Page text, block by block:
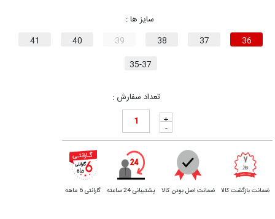
سایز ها :
36
37
38
39
40
41
35-37
تعداد سفارش :
+
-
ضمانت بازگشت کالا ضمانت اصل بودن کالا پشتیبانی 24 ساعته گارانتی 6 ماهه